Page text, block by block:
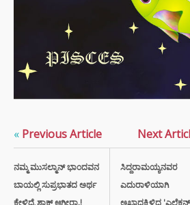
« Previous Article
ನಮ್ಮ ಮುಸಲ್ಮಾನ್ ಭಾಂದವನ
ಬಾಯಲ್ಲಿ ಸುಪ್ರಭಾತದ ಅರ್ಥ
Next
ಸಿದ್ದರಾಮಯ್ಯನವರ
ಎದುರಾಳಿಯಾಗಿ